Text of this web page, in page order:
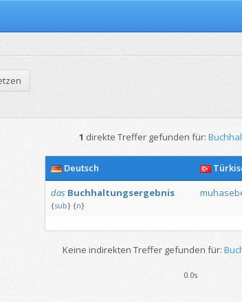
1 direkte Treffer gefunden für:
Deutsch
das Buchhaltungsergebnis
{sub} {n}
Keine indirekten Treffer gefunden für:
0.0s